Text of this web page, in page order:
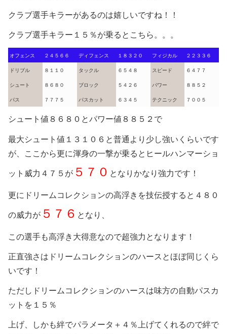
クラブ選手キラーがあるのは嬉しいですね！！
クラブ選手キラー１５％が乗るとこちら。。。
オフェンス ２４５６６ ディフェンス １８３２０ フィジカル ２２３３６
ドリブル ８１１０ タックル ６５４８ スピード ６４７７
シュート ８６８０ ブロック ５４２６ パワー ８８５２
パス ７７７５ パスカット ６３４５ テクニック ７００５
シュート値８６８０とパワー値８８５２で
最大シュート値１３１０６と普通より少し強いくらいです
が、ここから更に渾身の一撃が乗るとヒールハンマーショ
ット威力４７５が ５７０ となりかなり強力です！
更にドリームコレクションの高浮きを技伝授すると４８０
の威力が ５７６ となり、
この選手も高浮き大得意なので超強力となります！
正直強さはドリームコレクションのハースとほぼ同じくら
いです！
ただしドリームコレクションのハースは味方の自動パスカ
ットを１５％
上げ、しかも絆でパラメータ＋４％上げてくれるので絆で